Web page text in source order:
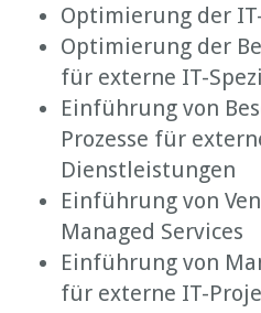
Optimierung der
Optimierung der
für externe IT-
Einführung von
Prozesse für
Dienstleistungen
Einführung von
Managed Services
Einführung von
für externe IT-